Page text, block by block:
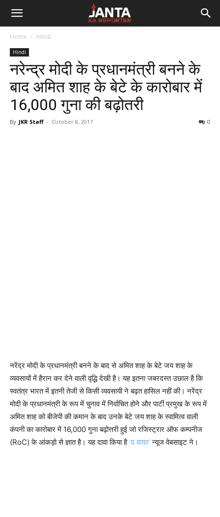
Janta
Reporter
Home Hindi
Hindi
नरेन्द्र मोदी के प्रधानमंत्री बनने के
बाद अमित शाह के बेटे के कारोबार में
16,000 गुना की बढ़ोतरी
By JKR Staff - October 8, 2017 0
नरेंद्र मोदी के प्रधानमंत्री बनने के बाद से अमित शाह के बेटे जय शाह के
व्यवसायों में हैरान कर देने वाली वृद्धि देखी है। यह इतना जबरदस्त उछाल है कि
स्वतंत्र भारत में इतनी तेजी से किसी व्यवसायी ने बढ़त हासिल नहीं की। नरेंद्र
मोदी के प्रधानमंत्री के रूप में चुनाव में निर्वाचित होने और पार्टी प्रमुख के रूप में
अमित शाह को बीजेपी की कमान के बाद उनके बेटे जय शाह के स्वामित्व वाली
कंपनी का कारोबार में 16,000 गुना बढ़ोत्तरी हुई जो रजिस्ट्रार ऑफ कम्पनीज
(RoC) के आंकड़ो से ज्ञात है। यह दावा किया है‘द वायर’न्यूज वेबसाइट ने।